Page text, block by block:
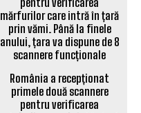
România a recepționat
primele două scannere
pentru verificarea